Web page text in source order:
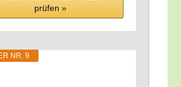
prü­fen »
NR. 9